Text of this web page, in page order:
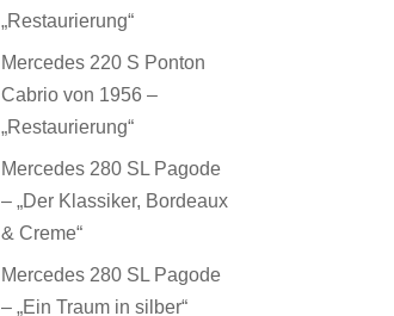
„Restaurierung“
Mercedes 220 S Ponton
Cabrio von 1956 –
„Restaurierung“
Mercedes 280 SL Pagode
– „Der Klassiker, Bordeaux
& Creme“
Mercedes 280 SL Pagode
– „Ein Traum in silber“